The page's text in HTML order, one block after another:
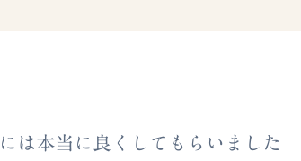
は本当に良くしてもらいました